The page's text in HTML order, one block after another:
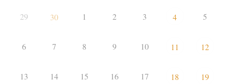
29 30 1 2 3 4 5
6 7 8 9 10 11 12
13 14 15 16 17 18 19